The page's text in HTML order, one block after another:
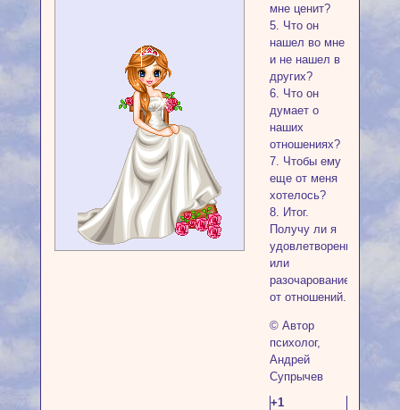
мне ценит?
5. Что он
нашел во мне
и не нашел в
других?
6. Что он
думает о
наших
отношениях?
7. Чтобы ему
еще от меня
хотелось?
8. Итог.
Получу ли я
удовлетворение,
или
разочарование
от отношений.
© Автор
психолог,
Андрей
Супрычев
+1